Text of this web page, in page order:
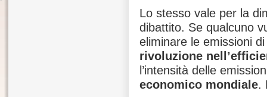
Lo stesso vale per la
dibattito. Se qualcuno
eliminare le emissioni
rivoluzione
l’intensità delle
economico mondiale.